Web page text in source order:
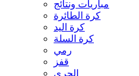
مباريات ونتائج
كرة الطائرة
كرة اليد
كرة السلة
رمي
قفز
الجري